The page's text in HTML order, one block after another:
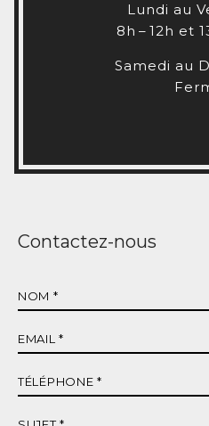
Lundi au
8h – 12h et
Samedi au
Contactez-nous
mail *
Téléphone *
*